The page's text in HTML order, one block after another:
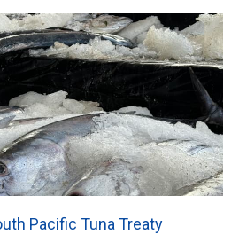
Pacific Tuna Treaty